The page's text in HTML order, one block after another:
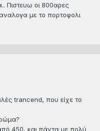
Πιστευω οι 800αρες
με το πορτοφολι
trancend, που είχε το
450, και πάντα με πολύ